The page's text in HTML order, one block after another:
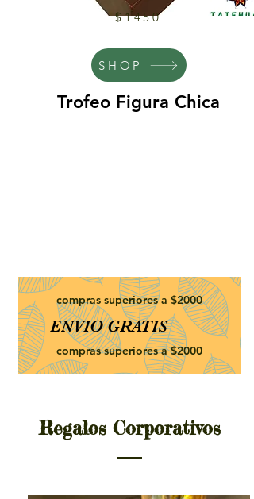
$1450
SHOP
Trofeo Figura Chica
compras superiores a $2000
ENVIO GRATIS
compras superiores a $2000
Regalos Corporativos